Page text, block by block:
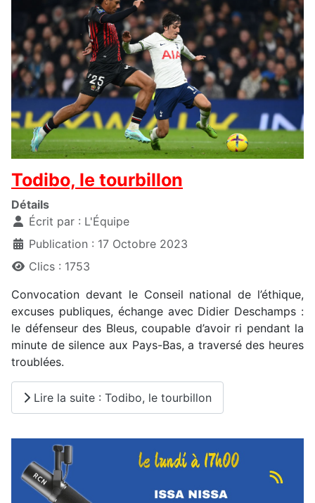
Todibo, le tourbillon
Détails
Écrit par : L'Équipe
Publication : 17 Octobre 2023
Clics : 1753
Convocation devant le Conseil national de l’éthique,
excuses publiques, échange avec Didier Deschamps :
le défenseur des Bleus, coupable d’avoir ri pendant la
minute de silence aux Pays-Bas, a traversé des heures
troublées.
Lire la suite : Todibo, le tourbillon